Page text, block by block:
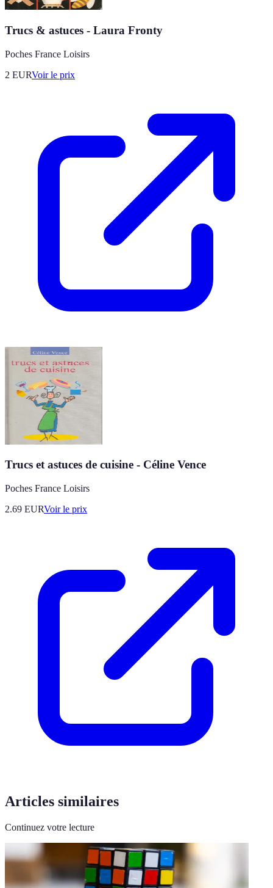
Trucs & astuces - Laura Fronty
Poches France Loisirs
2 EURVoir le prix
Trucs et astuces de cuisine - Céline Vence
Poches France Loisirs
2.69 EURVoir le prix
Articles similaires
Continuez votre lecture